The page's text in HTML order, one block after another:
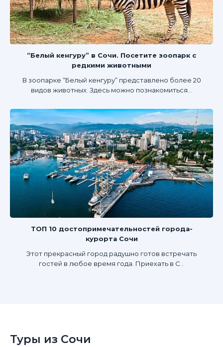
“Белый кенгуру” в Сочи. Посетите зоопарк с
редкими животными
В зоопарке “Белый кенгуру” представлено более 20
видов животных. Здесь можно познакомиться...
ТОП 10 достопримечательностей города-
курорта Сочи
Этот прекрасный город радушно готов встречать
гостей в любое время года. Приехать в С...
Туры из Сочи